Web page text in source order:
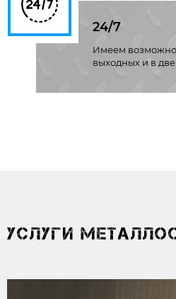
24/7
Имеем
выходных и в
УСЛУГИ